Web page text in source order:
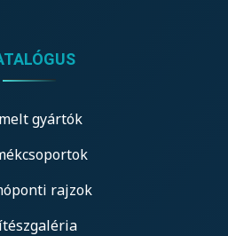
gyártók
rajzok